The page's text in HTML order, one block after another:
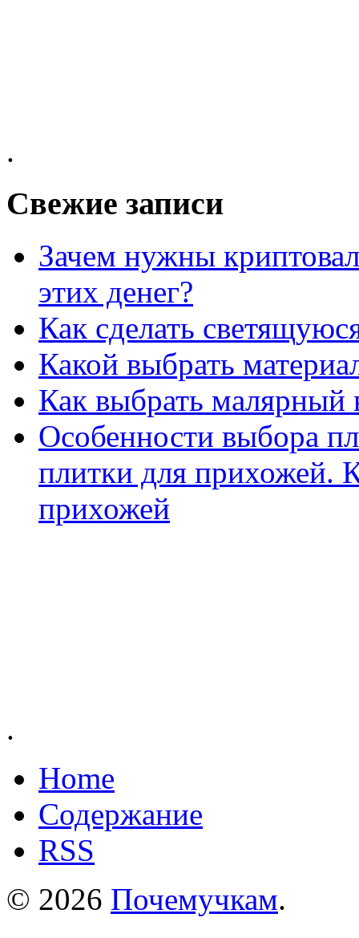
.
Свежие записи
Зачем нужны
этих денег?
Как сделать
Какой выбрать
Как выбрать малярный
Особенности выбора
плитки для прихожей.
прихожей
.
Home
Содержание
RSS
© 2026 Почемучкам.